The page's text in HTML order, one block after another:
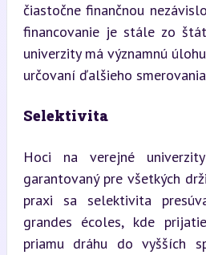
čiastočne finančnou
financovanie je stále zo
univerzity má významnú
určovaní ďalšieho
Selektivita
Hoci na verejné
garantovaný pre všetkých
praxi sa selektivita
grandes écoles, kde
priamu dráhu do vyšších